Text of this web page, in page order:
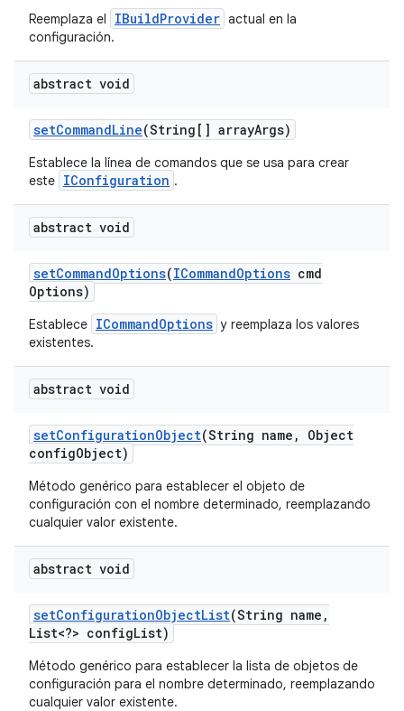
Reemplaza el IBuildProvider actual en la
configuración.
abstract void
setCommandLine(String[] arrayArgs)
Establece la línea de comandos que se usa para crear
este IConfiguration .
abstract void
setCommandOptions(ICommandOptions cmd
Options)
Establece ICommandOptions y reemplaza los valores
existentes.
abstract void
setConfigurationObject(String name ,
Object
configObject)
Método genérico para establecer el objeto de
configuración con el nombre determinado, reemplazando
cualquier valor existente.
abstract void
setConfigurationObjectList(String name ,
List<?> configList)
Método genérico para establecer la lista de objetos de
configuración para el nombre determinado, reemplazando
cualquier valor existente.